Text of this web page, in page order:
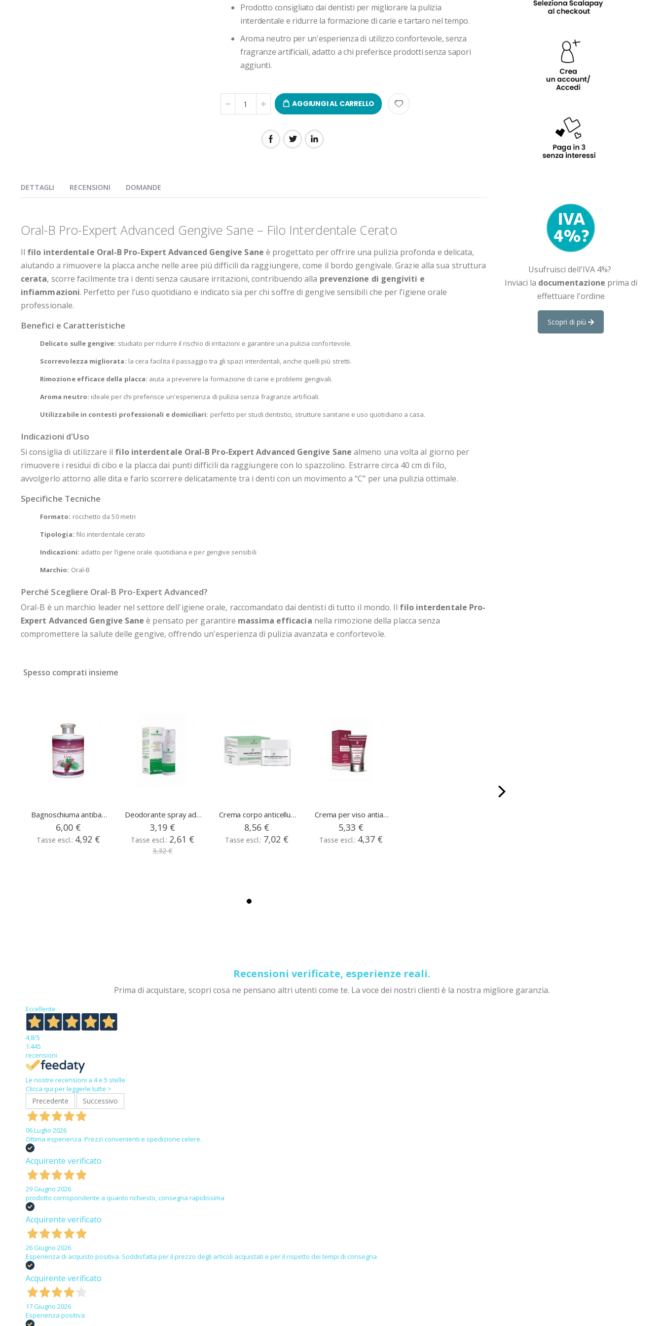
Prodotto consigliato dai dentisti per migliorare la pulizia
interdentale e ridurre la formazione di carie e tartaro nel tempo.
Aroma neutro per un'esperienza di utilizzo confortevole, senza
fragranze artificiali, adatto a chi preferisce prodotti senza sapori
aggiunti.
AGGIUNGI AL CARRELLO
DETTAGLI
Oral-B Pro-Expert Advanced Gengive Sane – Filo Interdentale Cerato
Il filo interdentale Oral-B Pro-Expert Advanced Gengive Sane è progettato per offrire una pulizia profonda e delicata,
aiutando a rimuovere la placca anche nelle aree più difficili da raggiungere, come il bordo gengivale. Grazie alla sua struttura
cerata, scorre facilmente tra i denti senza causare irritazioni, contribuendo alla prevenzione di gengiviti e
infiammazioni. Perfetto per l’uso quotidiano e indicato sia per chi soffre di gengive sensibili che per l’igiene orale
professionale.
Benefici e Caratteristiche
Delicato sulle gengive: studiato per ridurre il rischio di irritazioni e garantire una pulizia confortevole.
Scorrevolezza migliorata: la cera facilita il passaggio tra gli spazi interdentali, anche quelli più stretti.
Rimozione efficace della placca: aiuta a prevenire la formazione di carie e problemi gengivali.
Aroma neutro: ideale per chi preferisce un'esperienza di pulizia senza fragranze artificiali.
Utilizzabile in contesti professionali e domiciliari: perfetto per studi dentistici, strutture sanitarie e uso quotidiano a casa.
Indicazioni d'Uso
Si consiglia di utilizzare il filo interdentale Oral-B Pro-Expert Advanced Gengive Sane almeno una volta al giorno per
rimuovere i residui di cibo e la placca dai punti difficili da raggiungere con lo spazzolino. Estrarre circa 40 cm di filo,
avvolgerlo attorno alle dita e farlo scorrere delicatamente tra i denti con un movimento a “C” per una pulizia ottimale.
Specifiche Tecniche
Formato: rocchetto da 50 metri
Tipologia: filo interdentale cerato
Indicazioni: adatto per l’igiene orale quotidiana e per gengive sensibili
Marchio: Oral-B
Perché Scegliere Oral-B Pro-Expert Advanced?
Oral-B è un marchio leader nel settore dell'igiene orale, raccomandato dai dentisti di tutto il mondo. Il filo interdentale Pro-
Expert Advanced Gengive Sane è pensato per garantire massima efficacia nella rimozione della placca senza
compromettere la salute delle gengive, offrendo un'esperienza di pulizia avanzata e confortevole.
RECENSIONI DOMANDE
Spesso comprati insieme
Bagnoschiuma antibatterico uva
6,00 €
4,92 €
Deodorante spray adsorbente per pelli sensibili
Prezzo
speciale
3,19 €
2,61 €
3,32 €
Crema corpo anticellulite alla bava di lumaca, vasetto 200ml
8,56 €
7,02 €
Crema per viso antiage
5,33 €
4,37 €
Usufruisci dell'IVA 4%?
Inviaci la documentazione prima di
effettuare l'ordine
Scopri di più
Recensioni verificate, esperienze reali.
Prima di acquistare, scopri cosa ne pensano altri utenti come te. La voce dei nostri clienti è la nostra migliore garanzia.
Eccellente
4,8/5
1.445
recensioni
Le nostre recensioni a 4 e 5 stelle.
Clicca qui per leggerle tutte >
Precedente Successivo
06 Luglio 2026
Ottima esperienza. Prezzi convenienti e spedizione celere.
Acquirente verificato
29 Giugno 2026
prodotto corrispondente a quanto richiesto, consegna rapidissima
Acquirente verificato
26 Giugno 2026
Esperienza di acquisto positiva. Soddisfatta per il prezzo degli articoli acquistati e per il rispetto dei tempi di consegna
Acquirente verificato
17 Giugno 2026
Esperienza positiva